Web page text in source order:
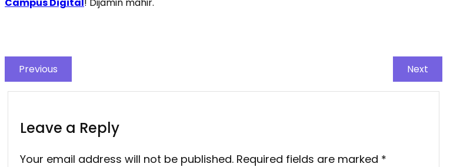
Previous Next
Leave a Reply
Your email address will not be published. Required fields are marked *